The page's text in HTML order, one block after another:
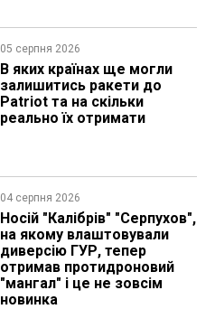
05 серпня 2026
В яких країнах ще могли
залишитись ракети до
Patriot та на скільки
реально їх отримати
04 серпня 2026
Носій "Калібрів" "Серпухов",
на якому влаштовували
диверсію ГУР, тепер
отримав протидроновий
"мангал" і це не зовсім
новинка